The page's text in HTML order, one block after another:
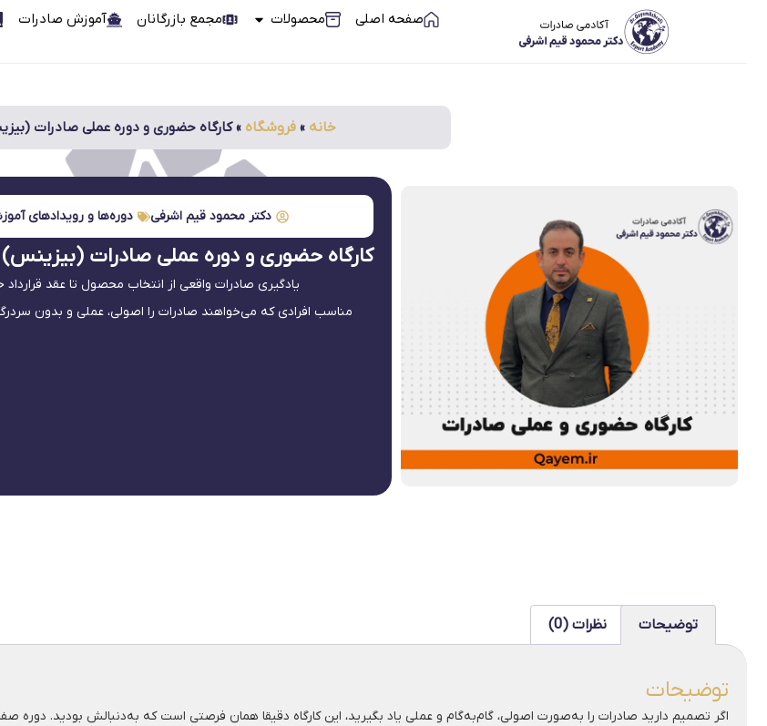
صفحه اصلی محصولات مجمع بازرگانان آموزش صادرات
خانه » فروشگاه »کارگاه حضوری و دوره عملی صادرات
دکتر محمود قیم اشرفی دوره‌ها و رویدادهای
کارگاه حضوری و دوره عملی صادرات (بیزینس)
یادگیری صادرات واقعی از انتخاب محصول تا عقد قرارداد
مناسب افرادی که می‌خواهند صادرات را اصولی، عملی و بدون
توضیحات نظرات (0)
توضیحات
اگر تصمیم دارید صادرات را به‌صورت اصولی، گام‌به‌گام و عملی یاد بگیرید، این کارگاه دقیقا همان فرصتی است که به‌دنبالش بودید. دوره